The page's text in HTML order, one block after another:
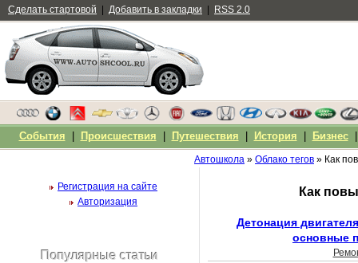
Автошкола » Облако тегов » Как
Как
Детонация
основные
Регистрация на сайте
Авторизация
Популярные статьи
Сделать стартовой Добавить в закладки RSS 2.0
События Происшествия Путешествия История Бизнес